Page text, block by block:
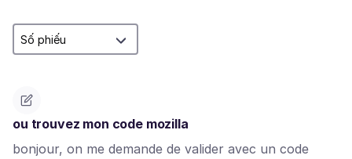
ou trouvez mon code mozilla
bonjour, on me demande de valider avec un code